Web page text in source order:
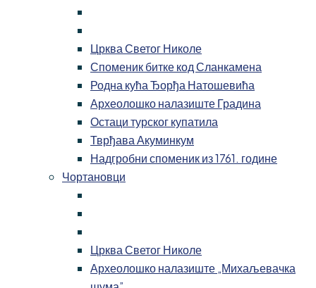
Црква Светог Николе
Споменик битке код Сланкамена
Родна кућа Ђорђа Натошевића
Археолошко налазиште Градина
Остаци турског купатила
Тврђава Акуминкум
Надгробни споменик из 1761. године
Чортановци
Црква Светог Николе
Археолошко налазиште „Михаљевачка